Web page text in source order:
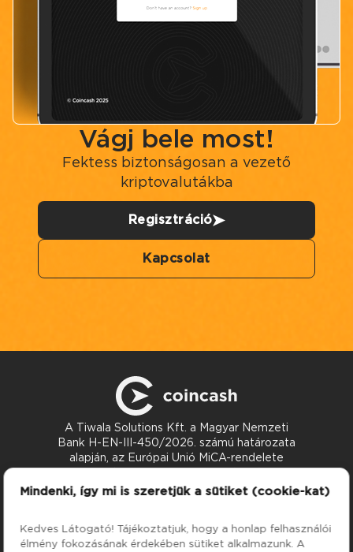
Vágj bele most!
Fektess biztonságosan a vezető
kriptovalutákba
Regisztráció
Kapcsolat
A Tiwala Solutions Kft. a Magyar Nemzeti
Bank H-EN-III-450/2026. számú határozata
alapján, az Európai Unió MiCA-rendelete
szerint nyújt kriptoeszköz-szolgáltatásokat.
Kapcsolat
Szolgáltatások Cég
Mindenki, így mi is szeretjük a sütiket (cookie-kat)
Kedves Látogató! Tájékoztatjuk, hogy a honlap felhasználói
élmény fokozásának érdekében sütiket alkalmazunk. A